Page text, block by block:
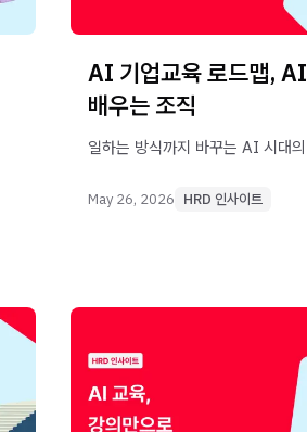
AI 기업교육 로드맵,
배우는 조직
일하는 방식까지 바꾸는 AI 시대
May 26, 2026 HRD 인사이트